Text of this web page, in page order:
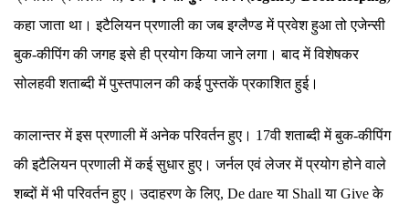
कहा जाता था। इटैलियन प्रणाली का जब इग्लैण्ड में प्रवेश हुआ तो एजेन्सी
बुक-कीपिंग की जगह इसे ही प्रयोग किया जाने लगा। बाद में विशेषकर
सोलहवी शताब्दी में पुस्तपालन की कई पुस्तकें प्रकाशित हुई।
कालान्तर में इस प्रणाली में अनेक परिवर्तन हुए। 17वी शताब्दी में बुक-कीपिंग
की इटैलियन प्रणाली में कई सुधार हुए। जर्नल एवं लेजर में प्रयोग होने वाले
शब्दों में भी परिवर्तन हुए। उदाहरण के लिए, De dare या Shall या Give के